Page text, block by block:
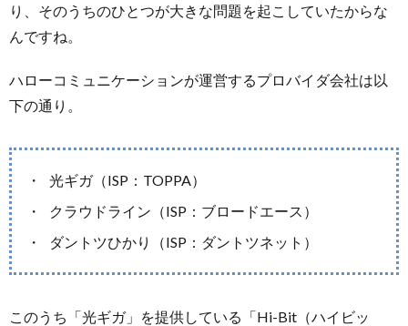
り、そのうちのひとつが大きな問題を起こしていたからな
んですね。
ハローコミュニケーションが運営するプロバイダ会社は以
下の通り。
光ギガ（ISP：TOPPA）
クラウドライン（ISP：ブロードエース）
ダントツひかり（ISP：ダントツネット）
このうち「光ギガ」を提供している「Hi-Bit（ハイビッ